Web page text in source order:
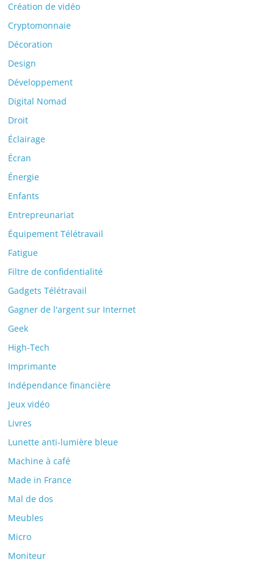
Création de vidéo
Cryptomonnaie
Décoration
Design
Développement
Digital Nomad
Droit
Éclairage
Écran
Énergie
Enfants
Entrepreunariat
Équipement Télétravail
Fatigue
Filtre de confidentialité
Gadgets Télétravail
Gagner de l'argent sur Internet
Geek
High-Tech
Imprimante
Indépendance financière
Jeux vidéo
Livres
Lunette anti-lumière bleue
Machine à café
Made in France
Mal de dos
Meubles
Micro
Moniteur